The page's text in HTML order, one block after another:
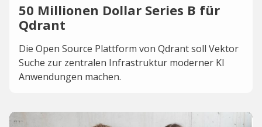
50 Millionen Dollar Series B für
Qdrant
Die Open Source Plattform von Qdrant soll Vektor
Suche zur zentralen Infrastruktur moderner KI
Anwendungen machen.